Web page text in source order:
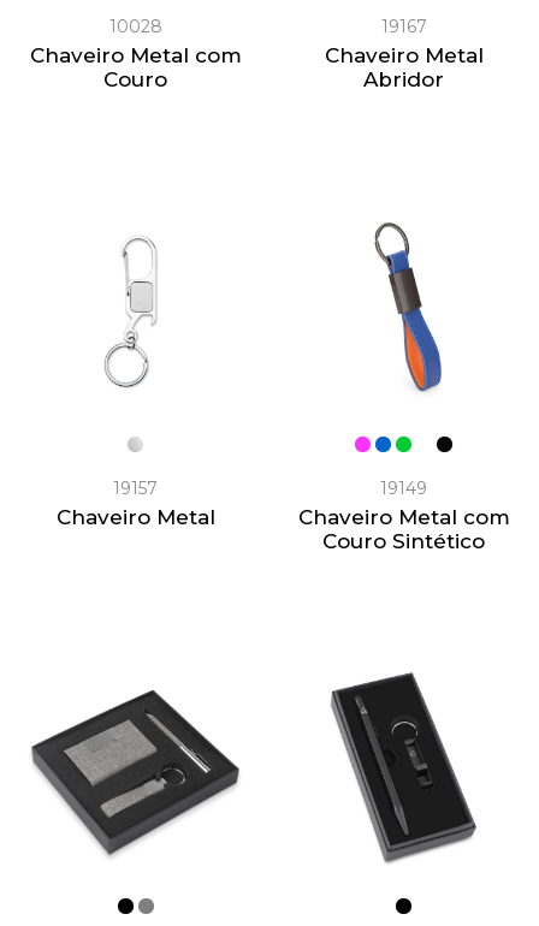
10028
Chaveiro Metal com
Couro
19167
Chaveiro Metal
Abridor
19157
Chaveiro Metal
19149
Chaveiro Metal com
Couro Sintético